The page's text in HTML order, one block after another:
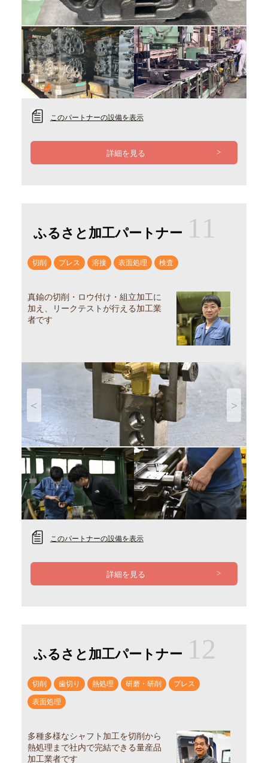
Previous Next
このパートナーの設備を表示
詳細を見る
ふるさと加工パートナー 11
切削 プレス 溶接 表面処理 検査
真鍮の切削・ロウ付け・組立加工に
加え、リークテストが行える加工業
者です
Previous Next
このパートナーの設備を表示
詳細を見る
ふるさと加工パートナー 12
切削 歯切り 熱処理 研磨・研削 プレス
表面処理
多種多様なシャフト加工を切削から
熱処理まで社内で完結できる量産品
加工業者です